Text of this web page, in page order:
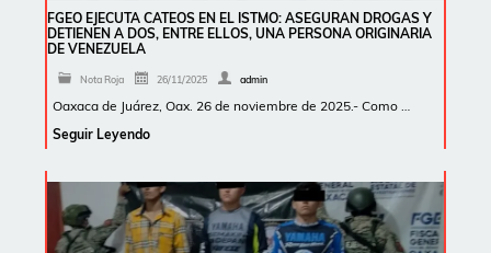
FGEO EJECUTA CATEOS EN EL ISTMO: ASEGURAN DROGAS Y
DETIENEN A DOS, ENTRE ELLOS, UNA PERSONA ORIGINARIA
DE VENEZUELA
Nota Roja 26/11/2025 admin
Oaxaca de Juárez, Oax. 26 de noviembre de 2025.- Como …
Seguir Leyendo